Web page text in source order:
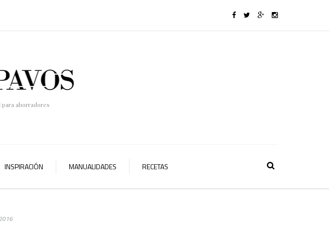
ahorradores
INSPIRACIÓN MANUALIDADES RECETAS